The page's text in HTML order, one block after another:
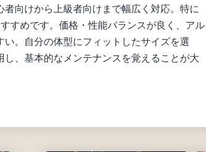
向けから上級者向けまで幅広く対応。特に
すめです。価格・性能バランスが良く、アル
。自分の体型にフィットしたサイズを選
、基本的なメンテナンスを覚えることが大